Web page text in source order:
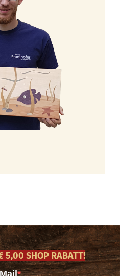
5,00 SHOP RABATT!